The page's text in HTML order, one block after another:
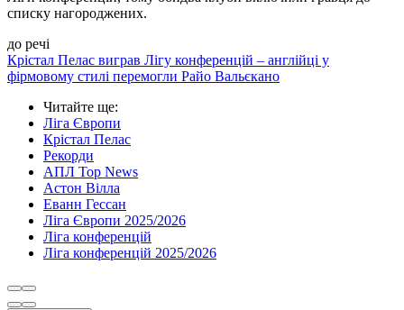
списку нагороджених.
до речі
Крістал Пелас виграв Лігу конференцій – англійці у
фірмовому стилі перемогли Райо Вальєкано
Читайте ще:
Ліга Європи
Крістал Пелас
Рекорди
АПЛ Top News
Астон Вілла
Еванн Гессан
Ліга Європи 2025/2026
Ліга конференцій
Ліга конференцій 2025/2026